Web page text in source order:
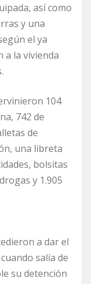
así como
y una
el ya
a la vivienda
104
742 de
de
una libreta
bolsitas
y 1.905
a dar el
salía de
su detención